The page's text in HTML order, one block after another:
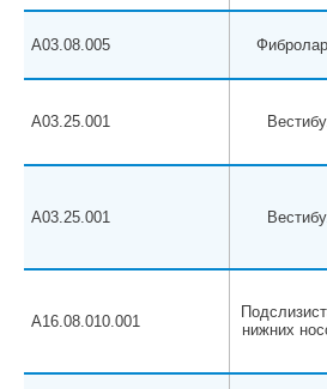
A03.08.005
A03.25.001
A03.25.001
A16.08.010.001
нижних